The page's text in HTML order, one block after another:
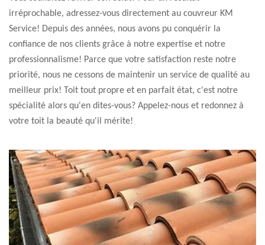
irréprochable, adressez-vous directement au couvreur KM
Service! Depuis des années, nous avons pu conquérir la
confiance de nos clients grâce à notre expertise et notre
professionnalisme! Parce que votre satisfaction reste notre
priorité, nous ne cessons de maintenir un service de qualité au
meilleur prix! Toit tout propre et en parfait état, c'est notre
spécialité alors qu'en dites-vous? Appelez-nous et redonnez à
votre toit la beauté qu'il mérite!